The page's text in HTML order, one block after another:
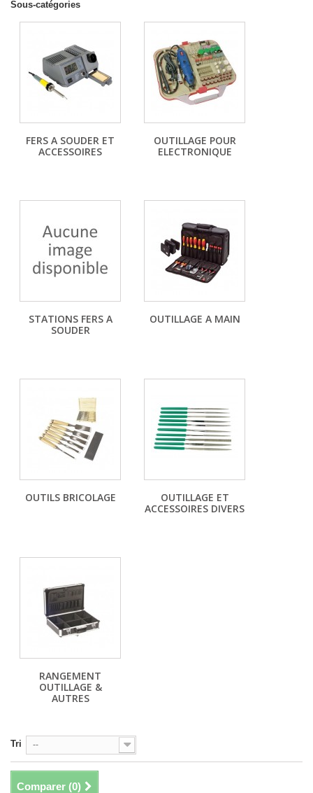
Sous-catégories
FERS A SOUDER ET
ACCESSOIRES
OUTILLAGE POUR
ELECTRONIQUE
STATIONS FERS A
SOUDER
OUTILLAGE A MAIN
OUTILS BRICOLAGE
OUTILLAGE ET
ACCESSOIRES DIVERS
RANGEMENT
OUTILLAGE &
AUTRES
Tri --
Comparer (0)